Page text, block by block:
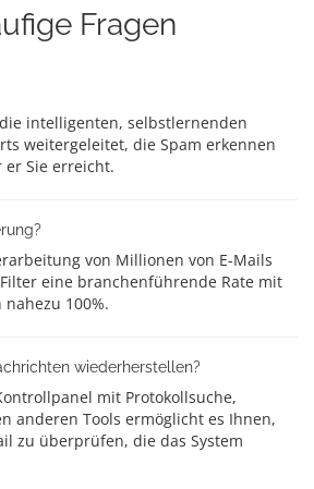
Fragen
intelligenten, selbstlernenden
weitergeleitet, die Spam erkennen
er Sie erreicht.
von Millionen von E-Mails
eine branchenführende Rate mit
100%.
wiederherstellen?
mit Protokollsuche,
anderen Tools ermöglicht es Ihnen,
zu überprüfen, die das System